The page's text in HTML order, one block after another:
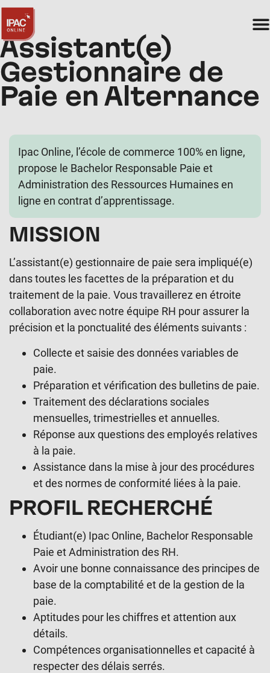
Assistant(e)
Gestionnaire de
Paie en Alternance
Ipac Online, l’école de commerce 100% en ligne,
propose le Bachelor Responsable Paie et
Administration des Ressources Humaines en
ligne en contrat d’apprentissage.
MISSION
L’assistant(e) gestionnaire de paie sera impliqué(e)
dans toutes les facettes de la préparation et du
traitement de la paie. Vous travaillerez en étroite
collaboration avec notre équipe RH pour assurer la
précision et la ponctualité des éléments suivants :
Collecte et saisie des données variables de
paie.
Préparation et vérification des bulletins de paie.
Traitement des déclarations sociales
mensuelles, trimestrielles et annuelles.
Réponse aux questions des employés relatives
à la paie.
Assistance dans la mise à jour des procédures
et des normes de conformité liées à la paie.
PROFIL RECHERCHÉ
Étudiant(e) Ipac Online, Bachelor Responsable
Paie et Administration des RH.
Avoir une bonne connaissance des principes de
base de la comptabilité et de la gestion de la
paie.
Aptitudes pour les chiffres et attention aux
détails.
Compétences organisationnelles et capacité à
respecter des délais serrés.